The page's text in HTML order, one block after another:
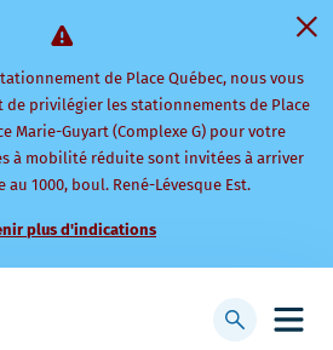
de Place Québec, nous vous
privilégier les stationnements de Place
Marie-Guyart (Complexe G) pour votre
à mobilité réduite sont invitées à arriver
au 1000, boul. René-Lévesque Est.
plus d'indications
Afficher